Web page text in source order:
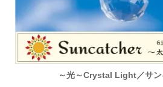
～光～Crystal Light／サン